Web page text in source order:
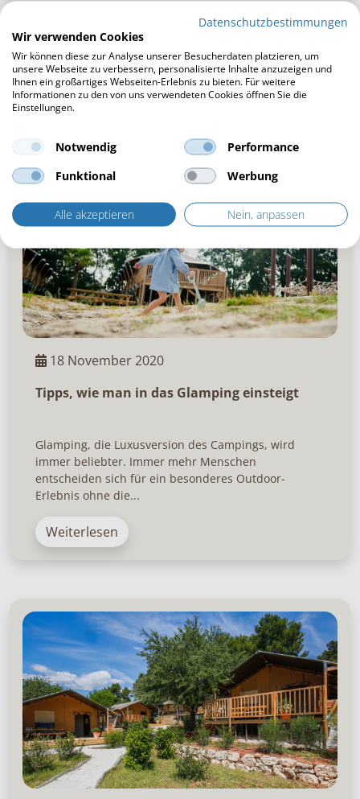
Aufgrund unseres internationalen Charakters
müssen...
Weiterlesen
18 November 2020
Tipps, wie man in das Glamping einsteigt
Glamping, die Luxusversion des Campings, wird
immer beliebter. Immer mehr Menschen
entscheiden sich für ein besonderes Outdoor-
Erlebnis ohne die...
Weiterlesen
Datenschutzbestimmungen
Wir verwenden Cookies
Wir können diese zur Analyse unserer Besucherdaten platzieren, um
unsere Webseite zu verbessern, personalisierte Inhalte anzuzeigen und
Ihnen ein großartiges Webseiten-Erlebnis zu bieten. Für weitere
Informationen zu den von uns verwendeten Cookies öffnen Sie die
Einstellungen.
Notwendig
Performance
Funktional
Werbung
Alle akzeptieren Nein, anpassen